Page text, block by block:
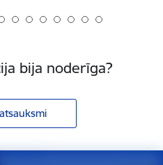
bija noderīga?